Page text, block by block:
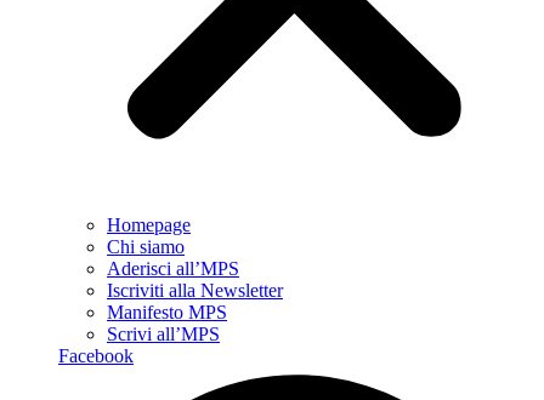
Homepage
Chi siamo
Aderisci all’MPS
Iscriviti alla Newsletter
Manifesto MPS
Scrivi all’MPS
Facebook